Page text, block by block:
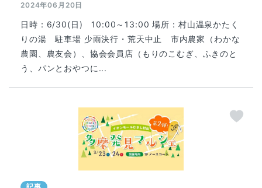
2024年06月20日
日時：6/30(日) 10:00～13:00 場所：村山温泉かたく
りの湯 駐車場 少雨決行・荒天中止 市内農家（わかな
農園、農友会）、協会会員店（もりのこむぎ、ふきのと
う、パンとおやつに...